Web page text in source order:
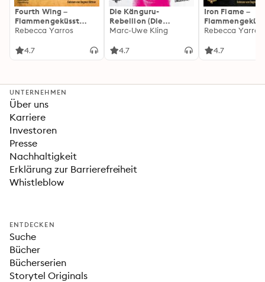
Fourth Wing –
Flammengeküsst
(Flammengeküsst-
Rebecca Yarros
4.7
Die Känguru-
Rebellion (Die
Känguru-Werke 5)
Marc-Uwe Kling
4.7
Iron Flame –
heißersehnte
Rebecca Yarros
4.7
UNTERNEHMEN
Über uns
Karriere
Investoren
Presse
Nachhaltigkeit
Erklärung zur Barrierefreiheit
Whistleblow
ENTDECKEN
Suche
Bücher
Bücherserien
Storytel Originals